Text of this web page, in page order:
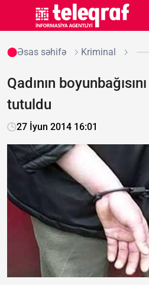
Əsas səhifə Kriminal
Qadının
tutuldu
27 İyun 2014 16:01